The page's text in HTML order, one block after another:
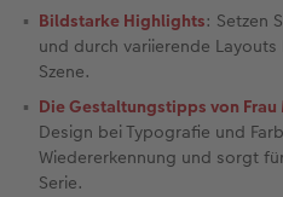
Bildstarke Highlights: Setzen
und durch variierende
Szene.
Die Gestaltungstipps von
Design bei Typografie und
Wiedererkennung und sorgt
Serie.